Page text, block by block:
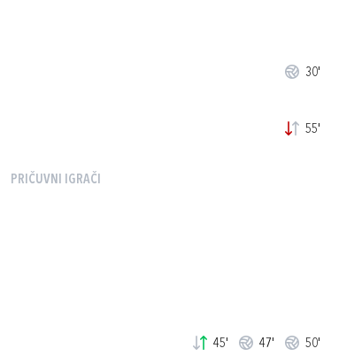
30'
55'
PRIČUVNI IGRAČI
45' 47' 50'